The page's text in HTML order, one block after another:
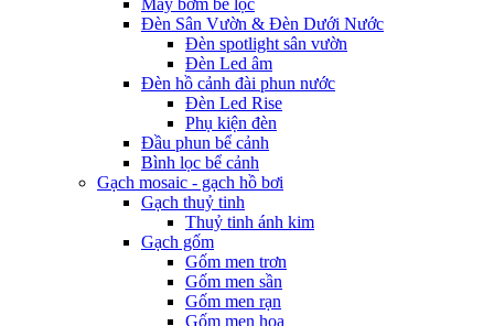
Máy bơm bể lọc
Đèn Sân Vườn & Đèn Dưới Nước
Đèn spotlight sân vườn
Đèn Led âm
Đèn hồ cảnh đài phun nước
Đèn Led Rise
Phụ kiện đèn
Đầu phun bể cảnh
Bình lọc bể cảnh
Gạch mosaic - gạch hồ bơi
Gạch thuỷ tinh
Thuỷ tinh ánh kim
Gạch gốm
Gốm men trơn
Gốm men sần
Gốm men rạn
Gốm men hoa